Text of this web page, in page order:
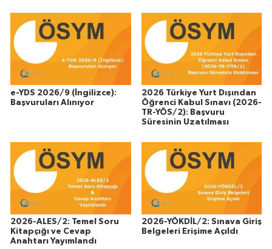
e-YDS 2026/9 (İngilizce):
Başvuruları Alınıyor
2026 Türkiye Yurt Dışından
Öğrenci Kabul Sınavı (2026-
TR-YÖS/2): Başvuru
Süresinin Uzatılması
2026-ALES/2: Temel Soru
Kitapçığı ve Cevap
Anahtarı Yayımlandı
2026-YÖKDİL/2: Sınava Giriş
Belgeleri Erişime Açıldı